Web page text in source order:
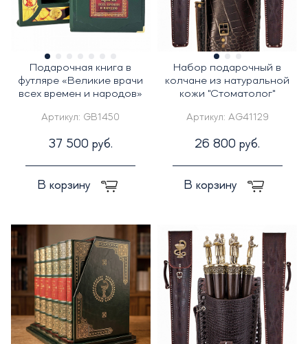
Подарочная книга в
футляре «Великие врачи
всех времен и народов»
Артикул: GB1450
37 500 руб.
В корзину
Набор подарочный в
колчане из натуральной
кожи "Стоматолог"
Артикул: AG41129
26 800 руб.
В корзину